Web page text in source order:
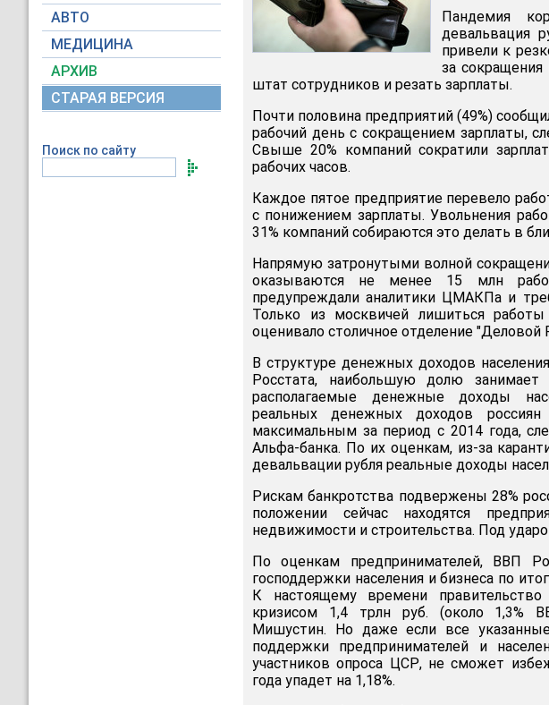
АВТО
МЕДИЦИНА
АРХИВ
СТАРАЯ ВЕРСИЯ
Поиск по сайту
Пандемия
девальвация
привели к
за
штат сотрудников и резать зарплаты.
Почти половина предприятий (49%)
рабочий день с сокращением зарплаты,
Свыше 20% компаний сократили
рабочих часов.
Каждое пятое предприятие перевело
с понижением зарплаты. Увольнения
31% компаний собираются это делать в
Напрямую затронутыми волной
оказываются не менее 15 млн
предупреждали аналитики ЦМАКПа и
Только из москвичей лишиться
оценивало столичное отделение "Деловой
В структуре денежных доходов
Росстата, наибольшую долю
располагаемые денежные доходы
реальных денежных доходов
максимальным за период с 2014 года,
Альфа-банка. По их оценкам, из-за
девальвации рубля реальные доходы
Рискам банкротства подвержены 28%
положении сейчас находятся
недвижимости и строительства. Под
По оценкам предпринимателей, ВВП
господдержки населения и бизнеса по
К настоящему времени
кризисом 1,4 трлн руб. (около 1,3%
Мишустин. Но даже если все
поддержки предпринимателей и
участников опроса ЦСР, не сможет
года упадет на 1,18%.